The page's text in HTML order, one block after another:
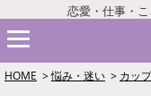
恋愛・仕事・
HOME 悩み・迷い カッ